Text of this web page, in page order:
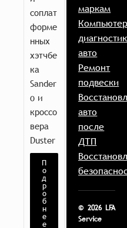
соплат
форме
нных
хэтчбе
ка
Sander
o и
кроссо
вера
Duster
П
о
д
р
о
б
н
е
е
маркам
авто
Ремонт
подвески
авто
после
ДТП
© 2026 LFA
Service